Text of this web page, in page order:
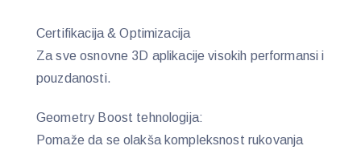
Certifikacija & Optimizacija
Za sve osnovne 3D aplikacije visokih performansi i
pouzdanosti.
Geometry Boost tehnologija:
Pomaže da se olakša kompleksnost rukovanja